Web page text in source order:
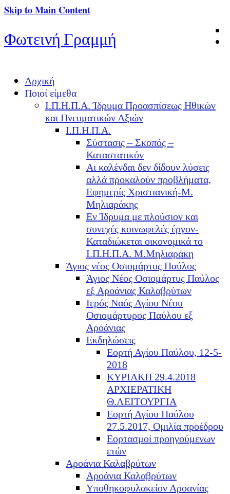
Skip to Main Content
Φωτεινή Γραμμή
Αρχική
Ποιοί είμεθα
Ι.Π.Η.Π.Α. Ίδρυμα Προασπίσεως Ηθικών
και Πνευματικών Αξιών
Ι.Π.Η.Π.Α.
Σύστασις – Σκοπός –
Καταστατικόν
Αι καλένδαι δεν δίδουν λύσεις
αλλά προκαλούν προβλήματα,
Εφημερίς Χριστιανική-Μ.
Μηλιαράκης
Εν Ίδρυμα με πλούσιον και
συνεχές κοινωφελές έργον-
Καταδιώκεται οικονομικά το
Ι.Π.Η.Π.Α. Μ.Μηλιαράκη
Άγιος νέος Οσιομάρτυς Παύλος
Άγιος Νέος Οσιομάρτυς Παύλος
εξ Αροάνιας Καλαβρύτων
Ιερός Ναός Αγίου Νέου
Οσιομάρτυρος Παύλου εξ
Αροάνιας
Εκδηλώσεις
Εορτή Αγίου Παύλου, 12-5-
2018
ΚΥΡΙΑΚΗ 29.4.2018
ΑΡΧΙΕΡΑΤΙΚΗ
Θ.ΛΕΙΤΟΥΡΓΙΑ
Εορτή Αγίου Παύλου
27.5.2017, Ομιλία προέδρου
Εορτασμοί προηγούμενων
ετών
Αροάνια Καλαβρύτων
Αροάνια Καλαβρύτων
Υποθηκοφυλακείον Αροανίας